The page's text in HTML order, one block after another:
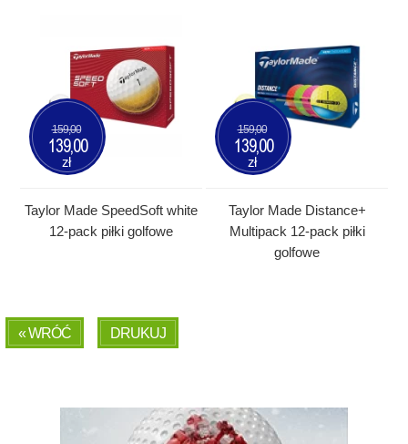
Taylor Made SpeedSoft white
12-pack piłki golfowe
159,00
139,00
zł
Taylor Made Distance+
Multipack 12-pack piłki
golfowe
159,00
139,00
zł
« WRÓĆ DRUKUJ